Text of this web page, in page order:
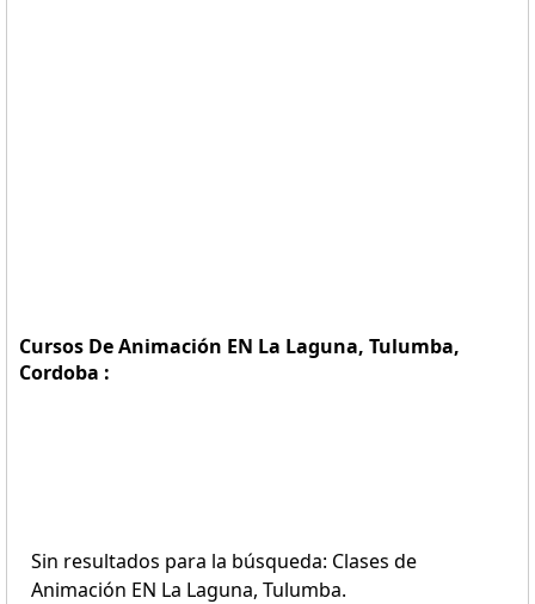
Cursos De Animación EN La Laguna, Tulumba,
Cordoba :
Sin resultados para la búsqueda: Clases de
Animación EN La Laguna, Tulumba.